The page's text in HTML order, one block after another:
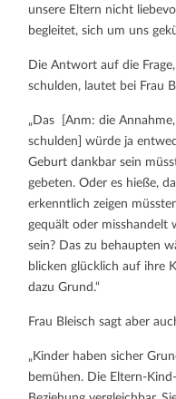
unsere Eltern nicht
begleitet, sich um uns
Die Antwort auf die
schulden, lautet bei Frau
„Das [Anm: die
schulden] würde ja
Geburt dankbar sein
gebeten. Oder es hieße,
erkenntlich zeigen
gequält oder misshandelt
sein? Das zu behaupten
blicken glücklich auf ihre
dazu Grund.“
Frau Bleisch sagt aber
„Kinder haben sicher
bemühen. Die Eltern-